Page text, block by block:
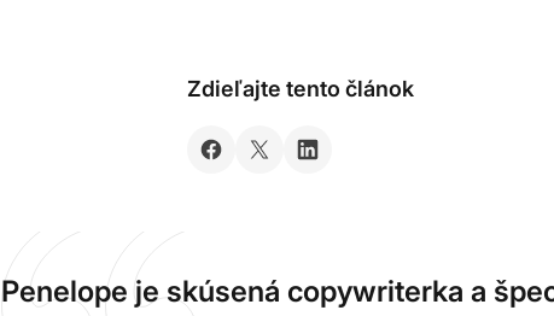
Zdieľajte tento článok
Penelope je skúsená copywriterka a